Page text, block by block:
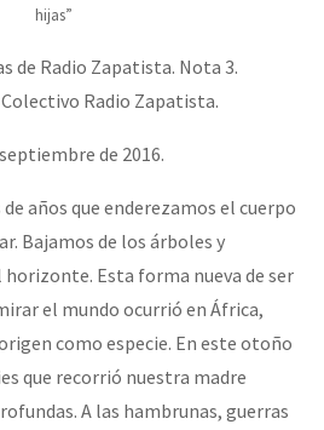
hijas”
de Radio Zapatista. Nota 3.
Radio Zapatista.
de 2016.
años que enderezamos el cuerpo
Bajamos de los árboles y
Esta forma nueva de ser
el mundo ocurrió en África,
como especie. En este otoño
que recorrió nuestra madre
A las hambrunas, guerras